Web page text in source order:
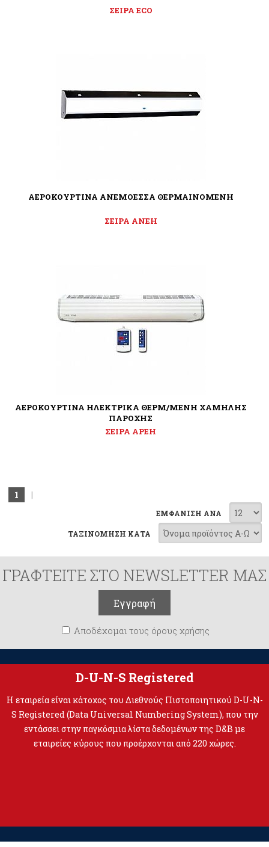
ΣΕΙΡΑ ECO
ΑΕΡΟΚΟΥΡΤΙΝΑ ΑΝΕΜΟΕΣΣΑ ΘΕΡΜΑΙΝΟΜΕΝΗ
ΣΕΙΡΑ ΑΝΕΗ
ΑΕΡΟΚΟΥΡΤΙΝΑ ΗΛΕΚΤΡΙΚΑ ΘΕΡΜ/ΜΕΝΗ ΧΑΜΗΛΗΣ
ΠΑΡΟΧΗΣ
ΣΕΙΡΑ APEH
1 |
ΕΜΦΑΝΙΣΗ ΑΝΑ
ΤΑΞΙΝΟΜΗΣΗ ΚΑΤΑ
ΓΡΑΦΤΕΙΤΕ ΣΤΟ NEWSLETTER ΜΑΣ
Αποδέχομαι τους όρους χρήσης
D-U-N-S Registered
Η εταιρεία είναι κάτοχος του Διεθνούς Πιστοποιητικού D-U-N-
S Registered (Data Universal Numbering System), που την
εντάσσει στην παγκόσμια λίστα δεδομένων της D&B με
εταιρείες κύρους που προέρχονται από 220 χώρες.